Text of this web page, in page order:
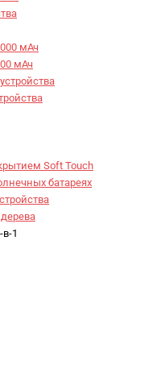
мАч
мАч
Soft Touch
батареях
1